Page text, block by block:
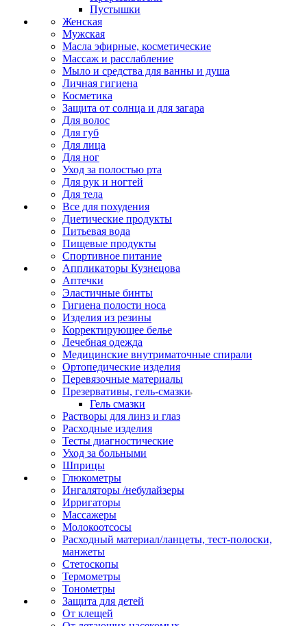
Пустышки
Женская
Мужская
Масла эфирные, косметические
Массаж и расслабление
Мыло и средства для ванны и душа
Личная гигиена
Косметика
Защита от солнца и для загара
Для волос
Для губ
Для лица
Для ног
Уход за полостью рта
Для рук и ногтей
Для тела
Все для похудения
Диетические продукты
Питьевая вода
Пищевые продукты
Спортивное питание
Аппликаторы Кузнецова
Аптечки
Эластичные бинты
Гигиена полости носа
Изделия из резины
Корректирующее белье
Лечебная одежда
Медицинские внутриматочные спирали
Ортопедические изделия
Перевязочные материалы
Презервативы, гель-смазки
Гель смазки
Растворы для линз и глаз
Расходные изделия
Тесты диагностические
Уход за больными
Шприцы
Глюкометры
Ингаляторы /небулайзеры
Ирригаторы
Массажеры
Молокоотсосы
Расходный материал/ланцеты, тест-полоски,
манжеты
Стетоскопы
Термометры
Тонометры
Защита для детей
От клещей